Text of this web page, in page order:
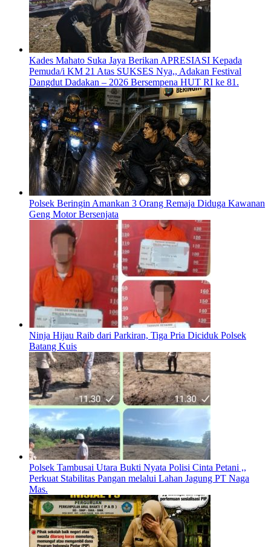
Kades Mahato Suka Jaya Berikan APRESIASI Kepada
Pemuda/i KM 21 Atas SUKSES Nya,, Adakan Festival
Dangdut Dadakan – 2026 Bersempena HUT RI ke 81.
Polsek Beringin Amankan 3 Orang Remaja Diduga Kawanan
Geng Motor Bersenjata
Ninja Hijau Raib dari Parkiran, Tiga Pria Diciduk Polsek
Batang Kuis
Polsek Tambusai Utara Bukti Nyata Polisi Cinta Petani ,,
Perkuat Stabilitas Pangan melalui Lahan Jagung PT Naga
Mas.